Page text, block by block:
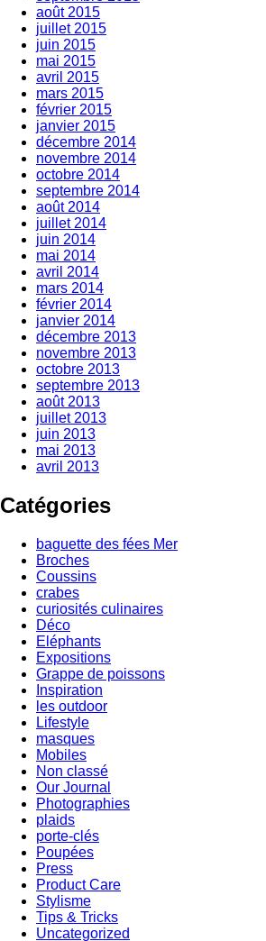
août 2015
juillet 2015
juin 2015
mai 2015
avril 2015
mars 2015
février 2015
janvier 2015
décembre 2014
novembre 2014
octobre 2014
septembre 2014
août 2014
juillet 2014
juin 2014
mai 2014
avril 2014
mars 2014
février 2014
janvier 2014
décembre 2013
novembre 2013
octobre 2013
septembre 2013
août 2013
juillet 2013
juin 2013
mai 2013
avril 2013
Catégories
baguette des fées Mer
Broches
Coussins
crabes
curiosités culinaires
Déco
Eléphants
Expositions
Grappe de poissons
Inspiration
les outdoor
Lifestyle
masques
Mobiles
Non classé
Our Journal
Photographies
plaids
porte-clés
Poupées
Press
Product Care
Stylisme
Tips & Tricks
Uncategorized